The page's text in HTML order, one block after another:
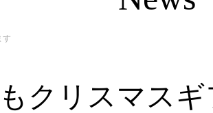
す
クリスマス